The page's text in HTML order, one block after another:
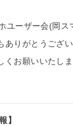
ユーザー会(岡ス
ありがとうござい
お願いいたしま
】